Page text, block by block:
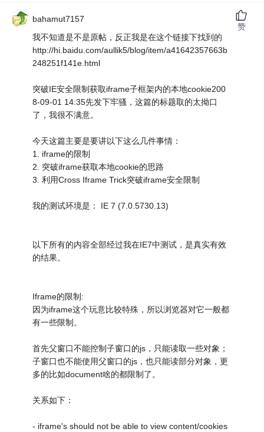
bahamut7157
我不知道是不是原帖，反正我是在这个链接下找到的
http://hi.baidu.com/aullik5/blog/item/a41642357663b
248251f141e.html
突破IE安全限制获取iframe子框架内的本地cookie200
8-09-01 14:35先发下牢骚，这篇的标题取的太拗口
了，我很不满意。
今天这篇主要是要讲以下这么几件事情：
1. iframe的限制
2. 突破iframe获取本地cookie的思路
3. 利用Cross Iframe Trick突破iframe安全限制
我的测试环境是： IE 7 (7.0.5730.13)
以下所有的内容全部经过我在IE7中测试，是真实有效
的结果。
Iframe的限制:
因为iframe这个玩意比较特殊，所以浏览器对它一般都
有一些限制。
首先父窗口不能控制子窗口的js，只能读取一些对象；
子窗口也不能使用父窗口的js，也只能读部分对象，更
多的比如document啥的都限制了。
关系如下：
- iframe's should not be able to view content/cookies
赞